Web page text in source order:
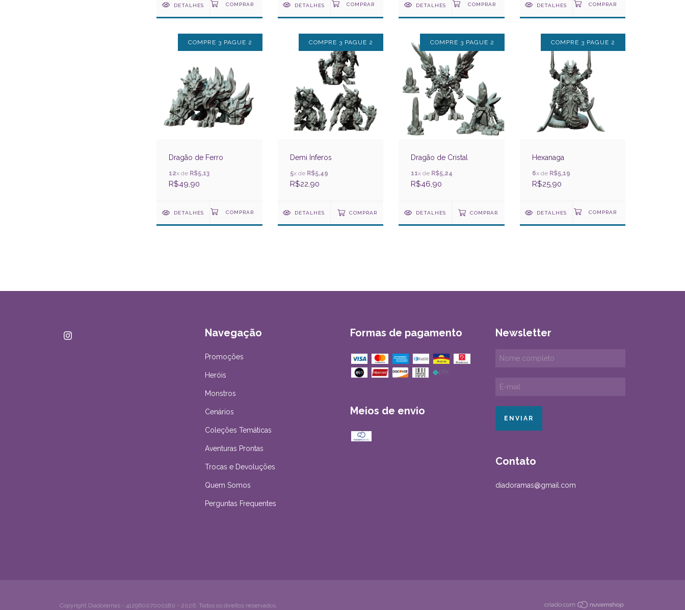
DETALHES DETALHES DETALHES DETALHES
COMPRE 3 PAGUE 2
Dragão de Ferro
12x de R$5,13
R$49,90
DETALHES
COMPRE 3 PAGUE 2
Demi Ínferos
5x de R$5,49
R$22,90
DETALHES COMPRAR
COMPRE 3 PAGUE 2
Dragão de Cristal
11x de R$5,24
R$46,90
DETALHES COMPRAR
COMPRE 3 PAGUE 2
Hexanaga
6x de R$5,19
R$25,90
DETALHES
Navegação
Promoções
Heróis
Monstros
Cenários
Coleções Temáticas
Aventuras Prontas
Trocas e Devoluções
Quem Somos
Perguntas Frequentes
Formas de pagamento
Meios de envio
Newsletter
Contato
diadoramas@gmail.com
Copyright Diadoramas - 41296007000180 - 2026. Todos os direitos reservados.